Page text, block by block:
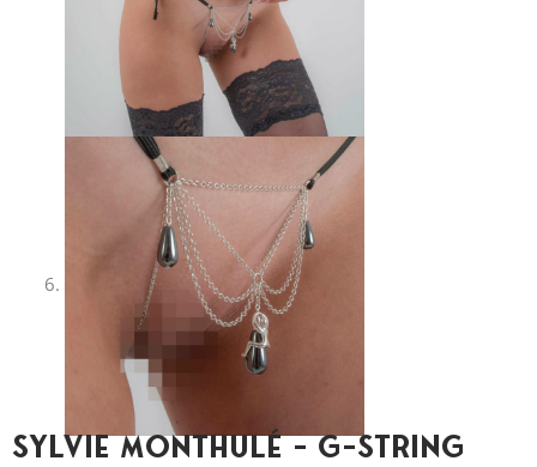
Sylvie Monthulé – G-String